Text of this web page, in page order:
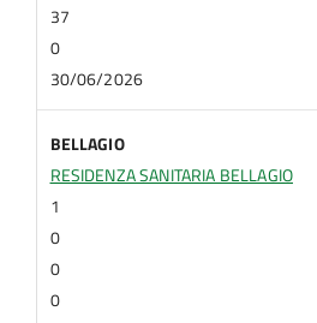
37
0
30/06/2026
BELLAGIO
RESIDENZA SANITARIA BELLAGIO
1
0
0
0